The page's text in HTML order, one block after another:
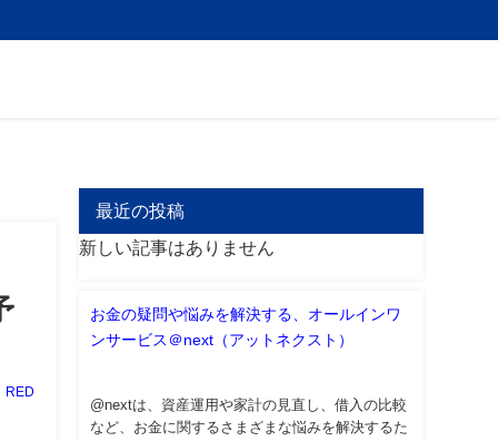
RED
最近の投稿
新しい記事はありません
お金の疑問や悩みを解決する、オールインワ
ンサービス＠next（アットネクスト）
@nextは、資産運用や家計の見直し、借入の比較
など、お金に関するさまざまな悩みを解決するた